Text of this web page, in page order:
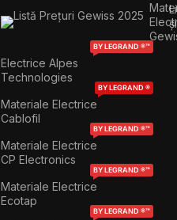
Electrice Alpes
Technologies
BY LEGRAND ®™
Materiale Electrice
Cablofil
BY LEGRAND ®
Materiale Electrice
CP Electronics
BY LEGRAND ®™
Materiale Electrice
Ecotap
BY LEGRAND ®™
BY LEGRAND ®™